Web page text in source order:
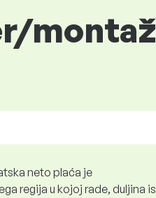
neto plaća je
regija u kojoj rade, duljina